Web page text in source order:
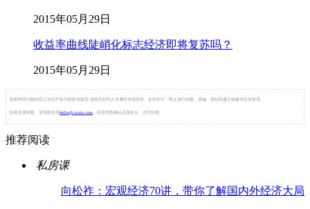
2015年05月29日
收益率曲线陡峭化标志经济即将复苏吗？
2015年05月29日
财新网所刊载内容之知识产权为财新传媒及/或相关权利人专属所有或持有。未经许可，禁止进行转载、摘编、复制及建立镜像等任何使用。
如有意愿转载，请发邮件至 hello@caixin.com ，获得书面确认及授权后，方可转载。
推荐阅读
私房课
向松祚：宏观经济70讲，带你了解国内外经济大局